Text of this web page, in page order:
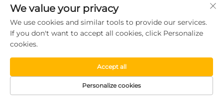
We value your privacy
We use cookies and similar tools to provide our services.
If you don't want to accept all cookies, click Personalize
cookies.
Personalize cookies
Accept all